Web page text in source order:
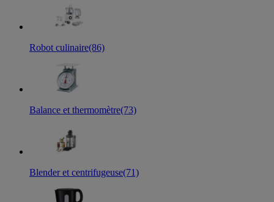
Robot culinaire(86)
Balance et thermomètre(73)
Blender et centrifugeuse(71)